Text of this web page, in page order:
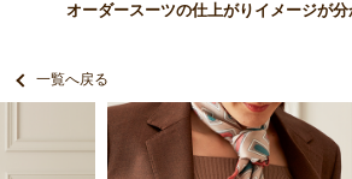
オーダースーツの仕上がりイメージが
一覧へ戻る